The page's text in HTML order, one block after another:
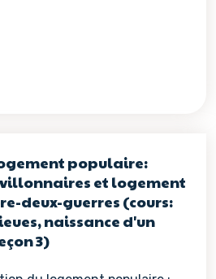
populaire:
et logement
deux-guerres (cours:
naissance d'un
3)